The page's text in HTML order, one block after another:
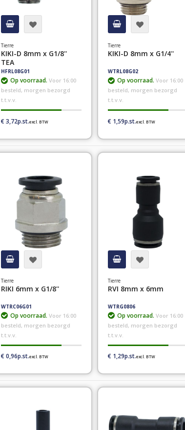
Tierre
KIKI-D 8mm x G1/8''
TEA
HFRL08G01
Op voorraad. Voor 16:00
besteld, morgen bezorgd
t.t.v.v.
€ 3,72
Tierre
KIKI-D 8mm x G1/4''
WTRL08G02
Op voorraad.Voor 16:00
besteld, morgen bezorgd
t.t.v.v.
€ 1,59
Tierre
RIKI 6mm x G1/8''
WTRC06G01
Op voorraad. Voor 16:00
besteld, morgen bezorgd
t.t.v.v.
€ 0,96
Tierre
RVI 8mm x 6mm
WTRG0806
Op voorraad.Voor 16:00
besteld, morgen bezorgd
t.t.v.v.
€ 1,29